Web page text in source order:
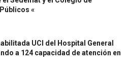
«
UCI del Hospital General
a 124 capacidad de atención en